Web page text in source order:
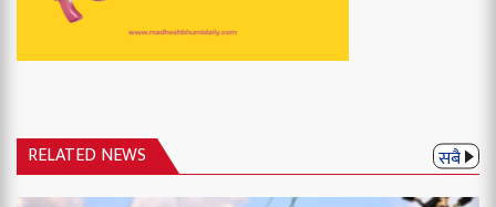
RELATED NEWS सबै